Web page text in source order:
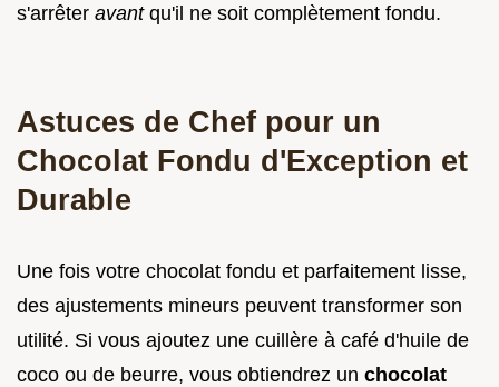
s'arrêter avant qu'il ne soit complètement fondu.
Astuces de Chef pour un
Chocolat Fondu d'Exception et
Durable
Une fois votre chocolat fondu et parfaitement lisse,
des ajustements mineurs peuvent transformer son
utilité. Si vous ajoutez une cuillère à café d'huile de
coco ou de beurre, vous obtiendrez un chocolat